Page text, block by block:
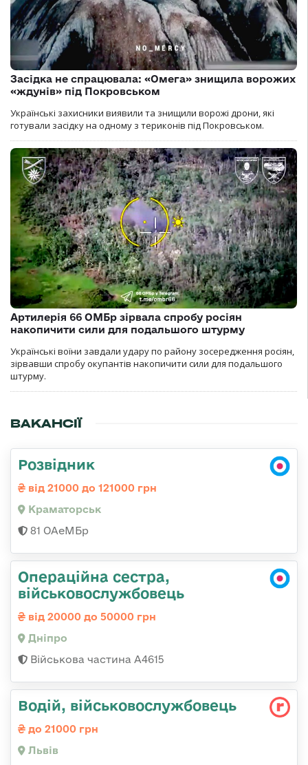
Засідка не спрацювала: «Омега» знищила ворожих
«ждунів» під Покровськом
Українські захисники виявили та знищили ворожі дрони, які
готували засідку на одному з териконів під Покровськом.
Артилерія 66 ОМБр зірвала спробу росіян
накопичити сили для подальшого штурму
Українські воїни завдали удару по району зосередження росіян,
зірвавши спробу окупантів накопичити сили для подальшого
штурму.
ВАКАНСІЇ
Розвідник
від 21000 до 121000 грн
Краматорськ
81 ОАеМБр
Операційна сестра,
військовослужбовець
від 20000 до 50000 грн
Дніпро
Військова частина А4615
Водій, військовослужбовець
до 21000 грн
Львів